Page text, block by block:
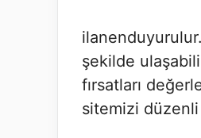
şekilde
fırsatları
sitemizi